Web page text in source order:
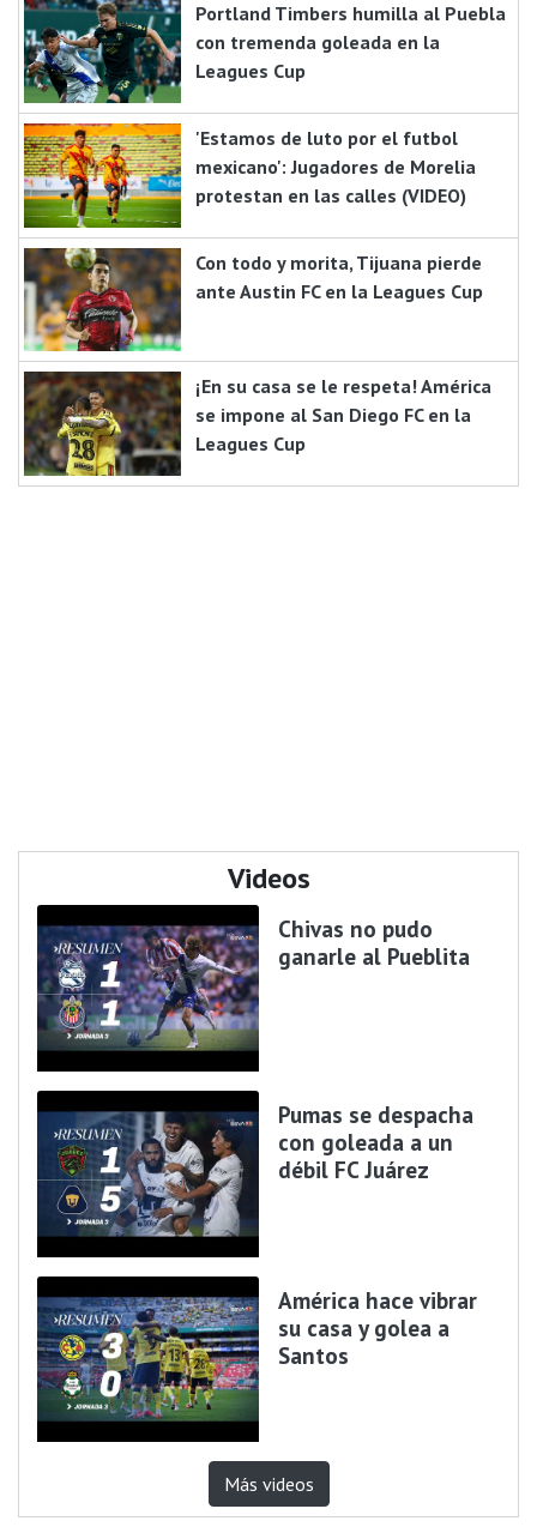
Portland Timbers humilla al Puebla
con tremenda goleada en la
Leagues Cup
'Estamos de luto por el futbol
mexicano': Jugadores de Morelia
protestan en las calles (VIDEO)
Con todo y morita, Tijuana pierde
ante Austin FC en la Leagues Cup
¡En su casa se le respeta! América
se impone al San Diego FC en la
Leagues Cup
Videos
Chivas no pudo
ganarle al Pueblita
Pumas se despacha
con goleada a un
débil FC Juárez
América hace vibrar
su casa y golea a
Santos
Más videos